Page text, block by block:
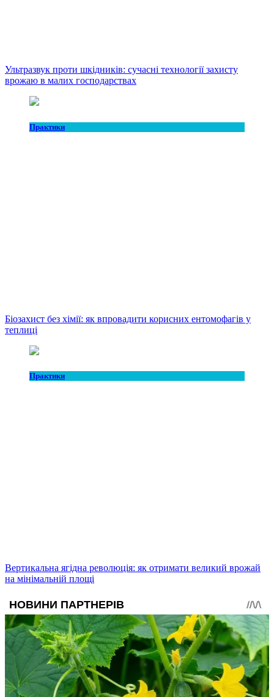
Ультразвук проти шкідників: сучасні технології захисту
врожаю в малих господарствах
Практики
Біозахист без хімії: як впровадити корисних ентомофагів у
теплиці
Практики
Вертикальна ягідна революція: як отримати великий врожай
на мінімальній площі